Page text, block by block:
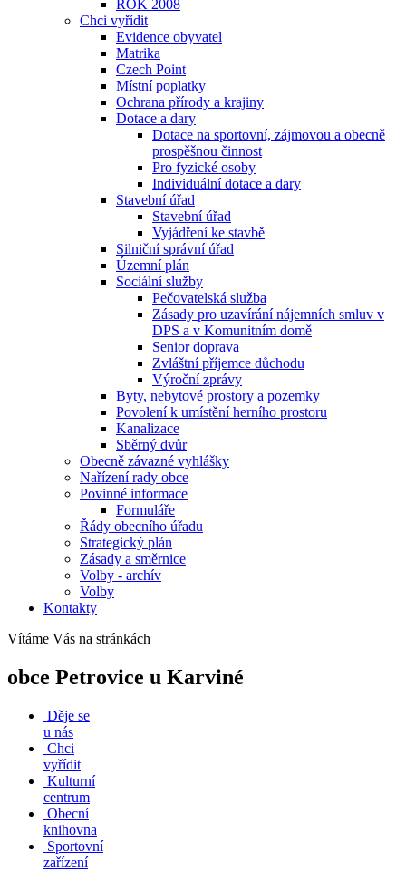
ROK 2008
Chci vyřídit
Evidence obyvatel
Matrika
Czech Point
Místní poplatky
Ochrana přírody a krajiny
Dotace a dary
Dotace na sportovní, zájmovou a obecně
prospěšnou činnost
Pro fyzické osoby
Individuální dotace a dary
Stavební úřad
Stavební úřad
Vyjádření ke stavbě
Silniční správní úřad
Územní plán
Sociální služby
Pečovatelská služba
Zásady pro uzavírání nájemních smluv v
DPS a v Komunitním domě
Senior doprava
Zvláštní příjemce důchodu
Výroční zprávy
Byty, nebytové prostory a pozemky
Povolení k umístění herního prostoru
Kanalizace
Sběrný dvůr
Obecně závazné vyhlášky
Nařízení rady obce
Povinné informace
Formuláře
Řády obecního úřadu
Strategický plán
Zásady a směrnice
Volby - archív
Volby
Kontakty
Vítáme Vás na stránkách
obce Petrovice u Karviné
Děje se
u nás
Chci
vyřídit
Kulturní
centrum
Obecní
knihovna
Sportovní
zařízení